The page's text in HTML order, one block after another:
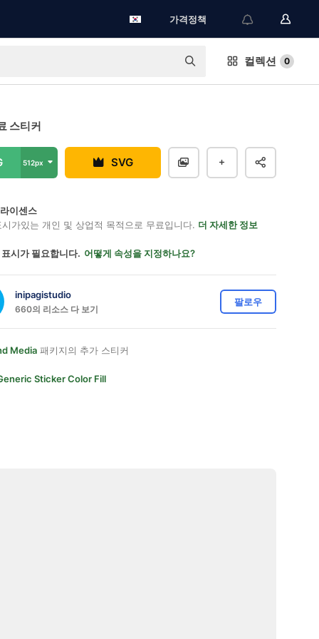
가격정책
컬렉션 0
스티커
512px SVG
이센스
가있는 개인 및 상업적 목적으로 무료입니다. 더 자세한 정보
시가 필요합니다. 어떻게 속성을 지정하나요?
inipagistudio
660의 리소스 다 보기
팔로우
Media 패키지의 추가 스티커
Sticker Color Fill